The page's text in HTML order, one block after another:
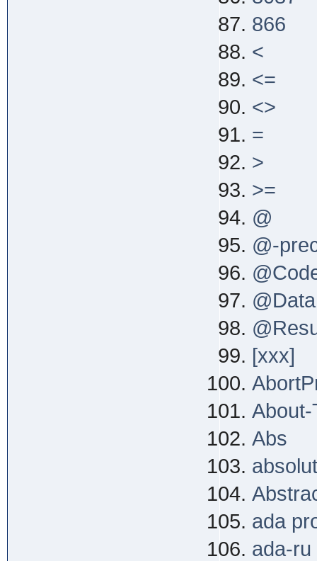
866
<
<=
<>
=
>
>=
@
@-
@Data
[xxx]
Abs
ada
ada-ru